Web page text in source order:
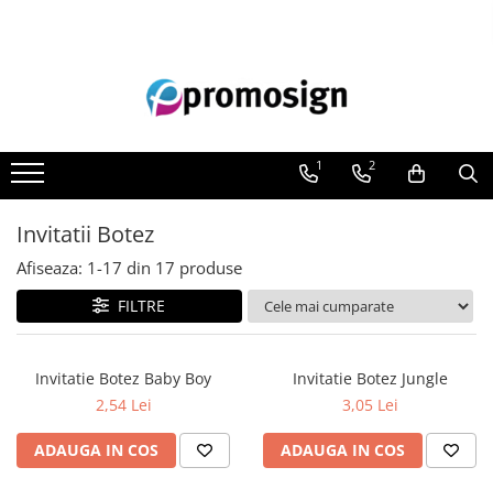
Cani personalizate
Barbati
Cuplu
Dama
Familie
Flyere
Decoratiuni PVC
Air
Corturi gonflabile
Porti
Totem-uri
Accesorii
Arcade
Calendare personalizate
Perne personalizate
Stickere de perete
Muschi
1 2
Invitatii Botez
Afiseaza: 1-17 din 17 produse
FILTRE
Invitatie Botez Baby Boy
2,54 Lei
ADAUGA IN COS
Invitatie Botez Jungle
3,05 Lei
ADAUGA IN COS